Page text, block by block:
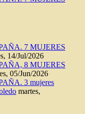
7 MUJERES
14/Jul/2026
8 MUJERES
05/Jun/2026
3 mujeres
martes,